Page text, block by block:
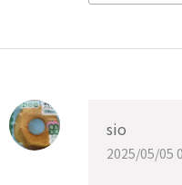
sio
2025/05/05